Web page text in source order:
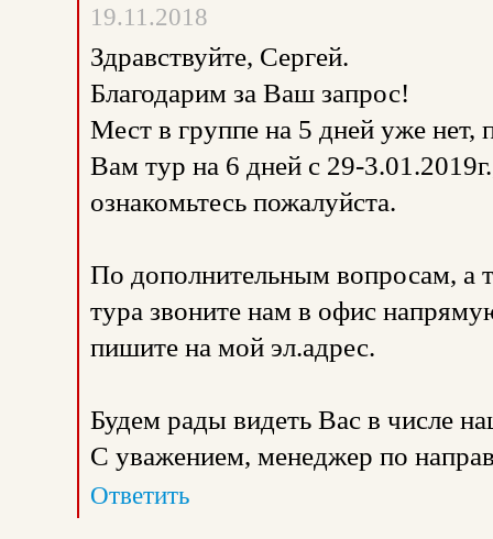
19.11.2018
Здравствуйте, Сергей.
Благодарим за Ваш запрос!
Мест в группе на 5 дней уже нет,
Вам тур на 6 дней с 29-
ознакомьтесь пожалуйста.
По дополнительным вопросам, а
тура звоните нам в офис
пишите на мой эл.адрес.
Будем рады видеть Вас в числе
С уважением, менеджер по
Ответить